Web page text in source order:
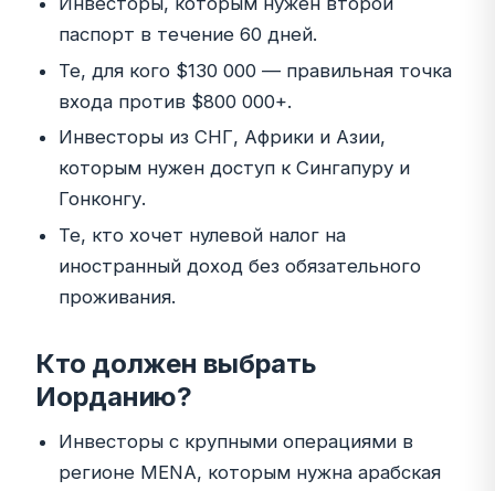
паспорт в течение 60 дней.
Те, для кого $130 000 — правильная точка
входа против $800 000+.
Инвесторы из СНГ, Африки и Азии,
которым нужен доступ к Сингапуру и
Гонконгу.
Те, кто хочет нулевой налог на
иностранный доход без обязательного
проживания.
Кто должен выбрать
Иорданию?
Инвесторы с крупными операциями в
регионе MENA, которым нужна арабская